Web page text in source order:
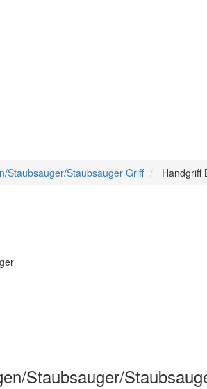
Staubsauger/Staubsauger Griff Handgriff
Staubsauger/